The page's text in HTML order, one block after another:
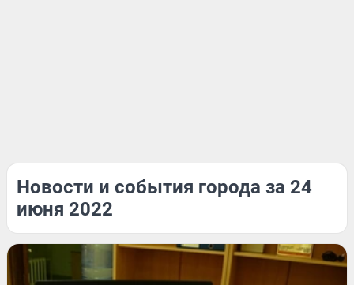
Новости и события города за 24
июня 2022